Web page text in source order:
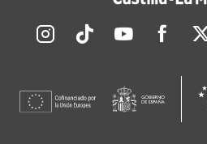
Redes sociales JCCM